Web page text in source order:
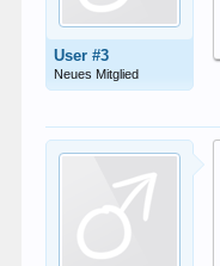
User #3
Neues Mitglied